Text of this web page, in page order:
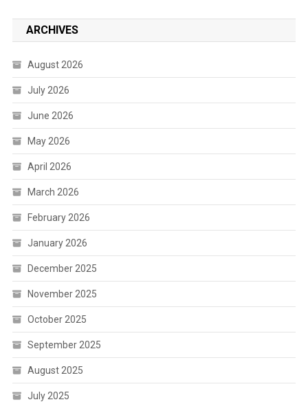
ARCHIVES
August 2026
July 2026
June 2026
May 2026
April 2026
March 2026
February 2026
January 2026
December 2025
November 2025
October 2025
September 2025
August 2025
July 2025